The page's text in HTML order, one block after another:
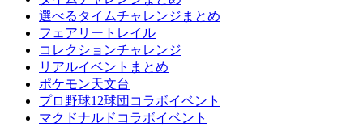
選べるタイムチャレンジまとめ
フェアリートレイル
コレクションチャレンジ
リアルイベントまとめ
ポケモン天文台
プロ野球12球団コラボイベント
マクドナルドコラボイベント